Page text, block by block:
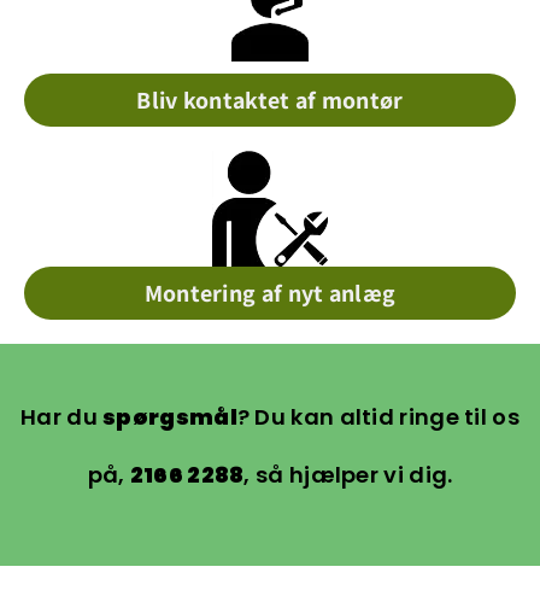
Bliv kontaktet af montør
Montering af nyt anlæg
Har duspørgsmål? Du kan altid ringe til os
på, 2166 2288, så hjælper vi dig.